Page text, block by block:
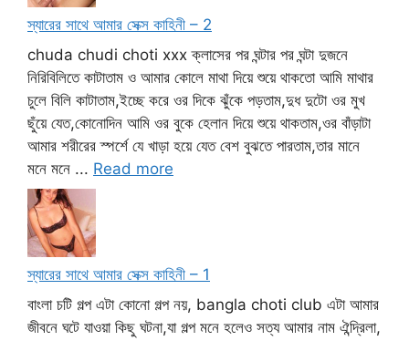
স্যারের সাথে আমার সেক্স কাহিনী – 2
chuda chudi choti xxx ক্লাসের পর ঘন্টার পর ঘন্টা দুজনে
নিরিবিলিতে কাটাতাম ও আমার কোলে মাথা দিয়ে শুয়ে থাকতো আমি মাথার
চুলে বিলি কাটাতাম,ইচ্ছে করে ওর দিকে ঝুঁকে পড়তাম,দুধ দুটো ওর মুখ
ছুঁয়ে যেত,কোনোদিন আমি ওর বুকে হেলান দিয়ে শুয়ে থাকতাম,ওর বাঁড়াটা
আমার শরীরের স্পর্শে যে খাড়া হয়ে যেত বেশ বুঝতে পারতাম,তার মানে
মনে মনে ... Read more
স্যারের সাথে আমার সেক্স কাহিনী – 1
বাংলা চটি গল্প এটা কোনো গল্প নয়, bangla choti club এটা আমার
জীবনে ঘটে যাওয়া কিছু ঘটনা,যা গল্প মনে হলেও সত্য আমার নাম ঐন্দ্রিলা,